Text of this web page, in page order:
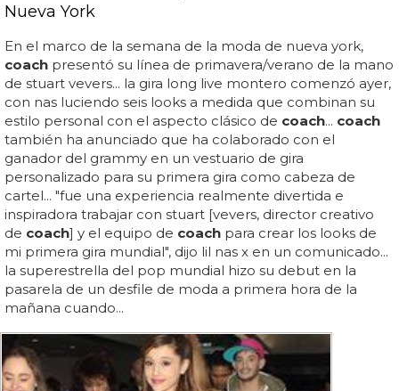
Nueva York
En el marco de la semana de la moda de nueva york,
coach presentó su línea de primavera/verano de la mano
de stuart vevers... la gira long live montero comenzó ayer,
con nas luciendo seis looks a medida que combinan su
estilo personal con el aspecto clásico de coach... coach
también ha anunciado que ha colaborado con el
ganador del grammy en un vestuario de gira
personalizado para su primera gira como cabeza de
cartel... "fue una experiencia realmente divertida e
inspiradora trabajar con stuart [vevers, director creativo
de coach] y el equipo de coach para crear los looks de
mi primera gira mundial", dijo lil nas x en un comunicado...
la superestrella del pop mundial hizo su debut en la
pasarela de un desfile de moda a primera hora de la
mañana cuando...